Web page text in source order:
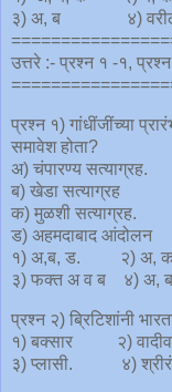
३) अ, ब ४) वरील
उत्तरे :- प्रश्न १ -१,
प्रश्न १) गांधींजींच्या
समावेश होता?
अ) चंपारण्य सत्याग्रह.
ब) खेडा सत्याग्रह
क) मुळशी सत्याग्रह.
ड) अहमदाबाद आंदोलन
१) अ,ब, ड. २) अ,
३) फक्त अ व ब ४) अ,
प्रश्न २) ब्रिटिशांनी
१) बक्सार २)
३) प्लासी. ४)